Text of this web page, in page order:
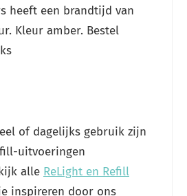
heeft een brandtijd van
Kleur amber. Bestel
of dagelijks gebruik zijn
uitvoeringen
alle ReLight en Refill
inspireren door ons